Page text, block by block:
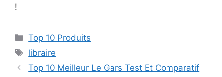
!
Top 10 Produits
libraire
Top 10 Meilleur Le Gars Test Et Comparatif